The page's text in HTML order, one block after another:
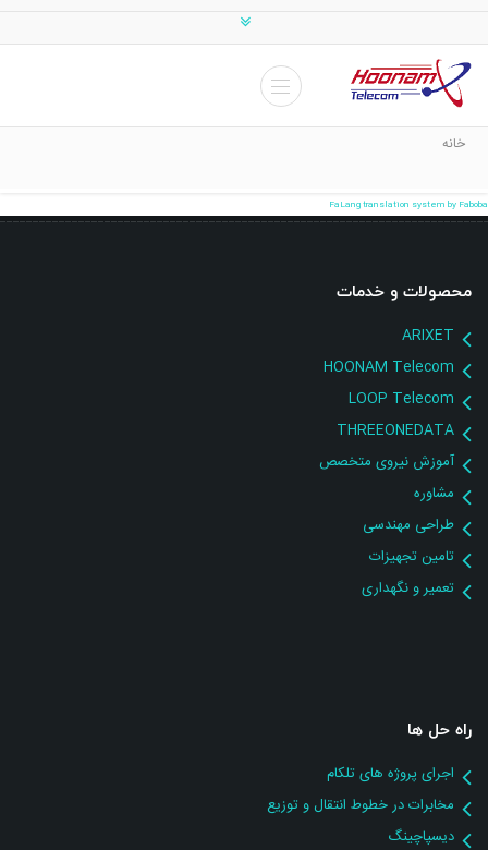
خانه
FaLang translation system by Faboba
محصولات و خدمات
ARIXET
HOONAM Telecom
LOOP Telecom
THREEONEDATA
آموزش نیروی متخصص
مشاوره
طراحی مهندسی
تامین تجهیزات
تعمیر و نگهداری
راه حل ها
اجرای پروژه های تلکام
مخابرات در خطوط انتقال و توزیع
دیسپاچینگ